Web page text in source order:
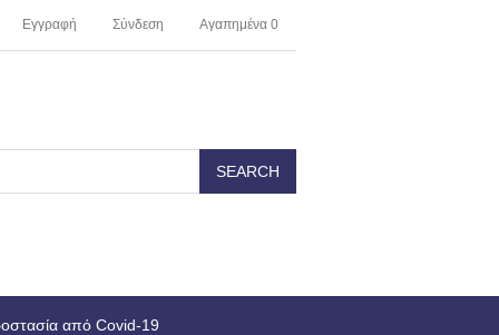
Εγγραφή Σύνδεση Αγαπημένα 0
από Covid-19